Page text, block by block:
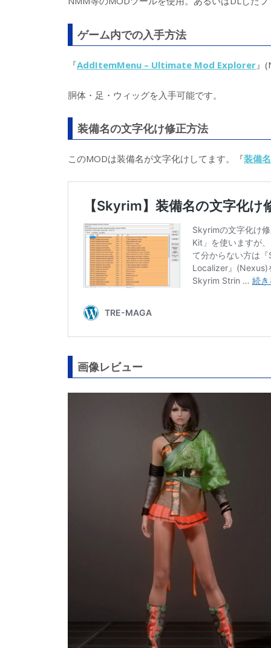
ゲーム内での入手方法
『AddItemMenu – Ultimate Mod Explorer 』
胴体・足・ウィッグを入手可能です。
装備名の文字化け修正方法
このMODは装備名が文字化けしてます。『装備
画像レビュー